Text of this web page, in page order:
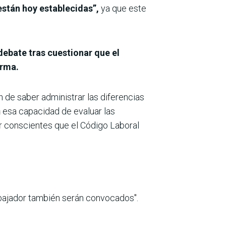
hoy establecidas”, ya que este
tras cuestionar que el
de saber administrar las diferencias
capacidad de evaluar las
que el Código Laboral
también serán convocados".